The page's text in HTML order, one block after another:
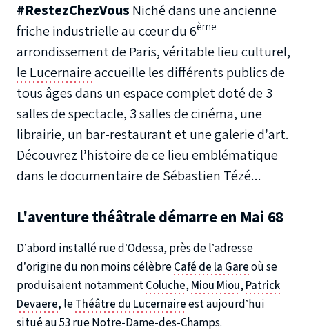
#RestezChezVous Niché dans une ancienne
friche industrielle au cœur du 6ème
arrondissement de Paris, véritable lieu culturel,
le Lucernaireaccueille les différents publics de
tous âges dans un espace complet doté de 3
salles de spectacle, 3 salles de cinéma, une
librairie, un bar-restaurant et une galerie d’art.
Découvrez l’histoire de ce lieu emblématique
dans le documentaire de Sébastien Tézé...
L'aventure théâtrale démarre en Mai 68
D’abord installé rue d’Odessa, près de l’adresse
d’origine du non moins célèbreCafé de la Gareoù se
produisaient notammentColuche, Miou Miou, Patrick
Devaere, leThéâtre du Lucernaireest aujourd’hui
situé au 53 rue Notre-Dame-des-Champs.